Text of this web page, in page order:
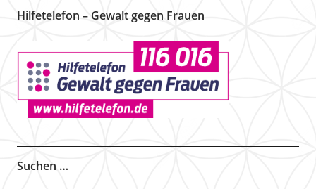
Hilfetelefon – Gewalt gegen Frauen
Suchen …